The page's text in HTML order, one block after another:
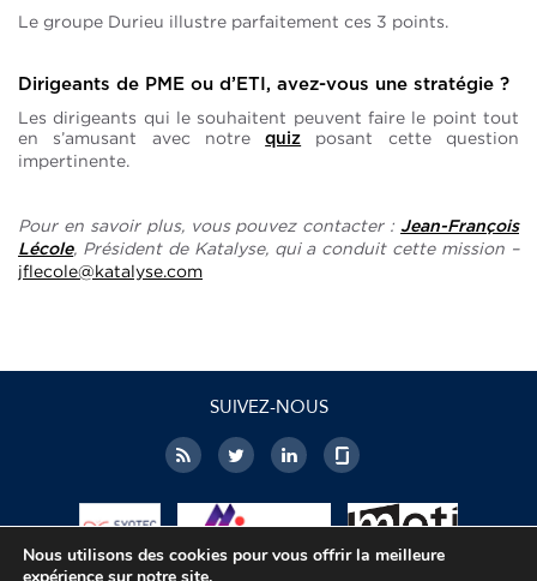
Le groupe Durieu illustre parfaitement ces 3 points.
Dirigeants de PME ou d’ETI, avez-vous une stratégie ?
Les dirigeants qui le souhaitent peuvent faire le point tout
en s’amusant avec notrequiz posant cette question
impertinente.
Pour en savoir plus, vous pouvez contacter : Jean-François
Lécole, Président de Katalyse, qui a conduit cette mission –
jflecole@katalyse.com
SUIVEZ-NOUS
Nous utilisons des cookies pour vous offrir la meilleure